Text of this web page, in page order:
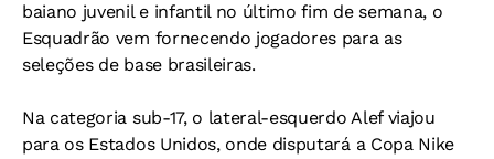
baiano juvenil e infantil no último fim de semana, o
Esquadrão vem fornecendo jogadores para as
seleções de base brasileiras.
Na categoria sub-17, o lateral-esquerdo Alef viajou
para os Estados Unidos, onde disputará a Copa Nike